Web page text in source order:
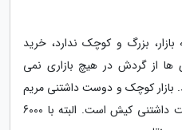
بزرگ و کوچک ندارد، خرید
ها از گردش در هیچ بازاری نمی
بازار کوچک و دوست داشتنی مریم
کیش هم از بازارهای نقلی و دوست داشتنی کیش است. البته با 6000